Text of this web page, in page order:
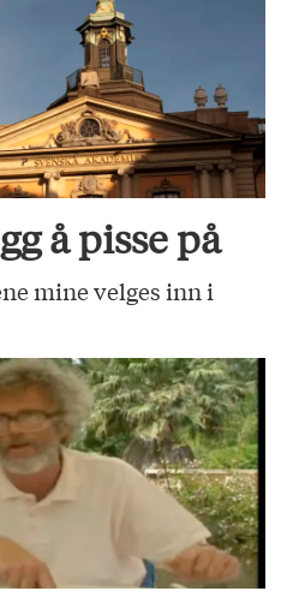
å pisse på
mine velges inn i